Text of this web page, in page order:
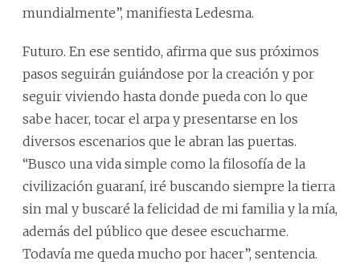
mundialmente”, manifiesta Ledesma.
Futuro. En ese sentido, afirma que sus próximos
pasos seguirán guiándose por la creación y por
seguir viviendo hasta donde pueda con lo que
sabe hacer, tocar el arpa y presentarse en los
diversos escenarios que le abran las puertas.
“Busco una vida simple como la filosofía de la
civilización guaraní, iré buscando siempre la tierra
sin mal y buscaré la felicidad de mi familia y la mía,
además del público que desee escucharme.
Todavía me queda mucho por hacer”, sentencia.